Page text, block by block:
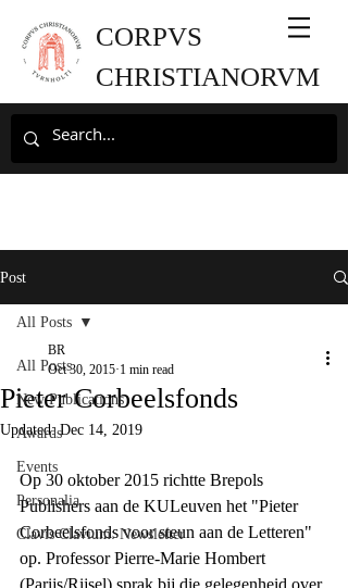
CORPVS
CHRISTIANORVM
Post
All Posts
New Publications
Awards
Events
Personalia
Clavis Clavium: Newsletter
All Posts
Pieter Corbeelsfonds
BR
Oct 30, 2015 1 min read
Updated:Dec 14, 2019
Op 30 oktober 2015 richtte Brepols
Publishers aan de KULeuven het "Pieter
Corbeelsfonds voor steun aan de Letteren"
op. Professor Pierre-Marie Hombert
(Parijs/Rijsel) sprak bij die gelegenheid over